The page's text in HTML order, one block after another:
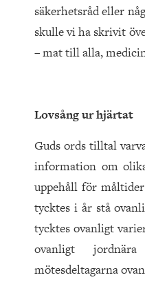
säkerhetsråd eller
skulle vi ha skrivit
– mat till alla,
Lovsång ur hjärtat
Guds ords tilltal
information om
uppehåll för
tycktes i år stå
tycktes ovanligt
ovanligt
mötesdeltagarna